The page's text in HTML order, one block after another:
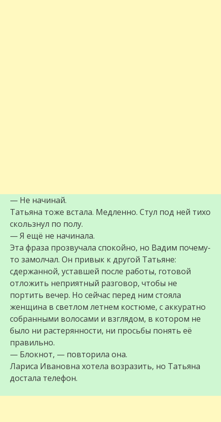
— Не начинай.
Татьяна тоже встала. Медленно. Стул под ней тихо
скользнул по полу.
— Я ещё не начинала.
Эта фраза прозвучала спокойно, но Вадим почему-
то замолчал. Он привык к другой Татьяне:
сдержанной, уставшей после работы, готовой
отложить неприятный разговор, чтобы не
портить вечер. Но сейчас перед ним стояла
женщина в светлом летнем костюме, с аккуратно
собранными волосами и взглядом, в котором не
было ни растерянности, ни просьбы понять её
правильно.
— Блокнот, — повторила она.
Лариса Ивановна хотела возразить, но Татьяна
достала телефон.